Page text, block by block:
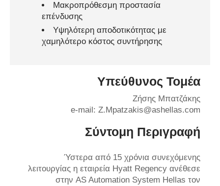
Μακροπρόθεσμη προστασία
επένδυσης
Υψηλότερη αποδοτικότητας με
χαμηλότερο κόστος συντήρησης
Υπεύθυνος Τομέα
Ζήσης Μπατζάκης
e-mail: Z.Mpatzakis@ashellas.com
Σύντομη Περιγραφή
Ύστερα από 15 χρόνια συνεχόμενης
λειτουργίας η εταιρεία Hyatt Regency ανέθεσε
στην AS Automation System Hellas τον